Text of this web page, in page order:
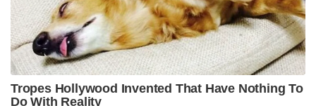
Tropes Hollywood Invented That Have Nothing To
Do With Reality